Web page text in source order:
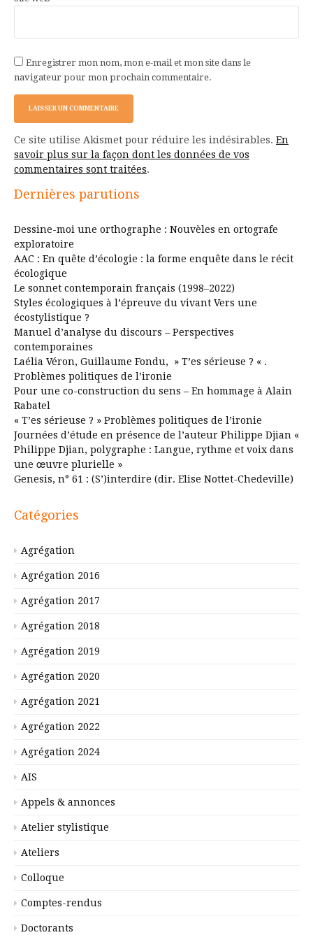
Enregistrer mon nom, mon e-mail et mon site dans le
navigateur pour mon prochain commentaire.
Ce site utilise Akismet pour réduire les indésirables. En
savoir plus sur la façon dont les données de vos
commentaires sont traitées.
Dernières parutions
Dessine-moi une orthographe : Nouvèles en ortografe
exploratoire
AAC : En quête d’écologie : la forme enquête dans le récit
écologique
Le sonnet contemporain français (1998–2022)
Styles écologiques à l’épreuve du vivant Vers une
écostylistique ?
Manuel d’analyse du discours – Perspectives
contemporaines
Laélia Véron, Guillaume Fondu, » T’es sérieuse ? « .
Problèmes politiques de l’ironie
Pour une co-construction du sens – En hommage à Alain
Rabatel
« T’es sérieuse ? » Problèmes politiques de l’ironie
Journées d’étude en présence de l’auteur Philippe Djian «
Philippe Djian, polygraphe : Langue, rythme et voix dans
une œuvre plurielle »
Genesis, n° 61 : (S’)interdire (dir. Elise Nottet-Chedeville)
Catégories
Agrégation
Agrégation 2016
Agrégation 2017
Agrégation 2018
Agrégation 2019
Agrégation 2020
Agrégation 2021
Agrégation 2022
Agrégation 2024
AIS
Appels & annonces
Atelier stylistique
Ateliers
Colloque
Comptes-rendus
Doctorants